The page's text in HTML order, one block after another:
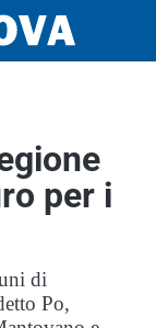
per i
di
Po,